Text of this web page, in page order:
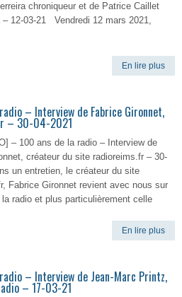
chroniqueur et de Patrice Caillet
12-03-21 Vendredi 12 mars 2021,
En lire plus
– Interview de Fabrice Gironnet,
– 30-04-2021
– 100 ans de la radio – Interview de
créateur du site radioreims.fr – 30-
un entretien, le créateur du site
Fabrice Gironnet revient avec nous sur
la radio et plus particulièrement celle
En lire plus
– Interview de Jean-Marc Printz,
– 17-03-21